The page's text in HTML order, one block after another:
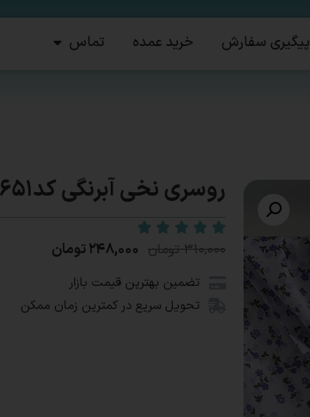
پیگیری سفارش خرید عمده تماس
روسری نخی آبرنگی کد1651
۳۱۰,۰۰۰ تومان ۲۴۸,۰۰۰تومان
تضمین بهترین قیمت بازار
تحویل سریع در کمترین زمان ممکن